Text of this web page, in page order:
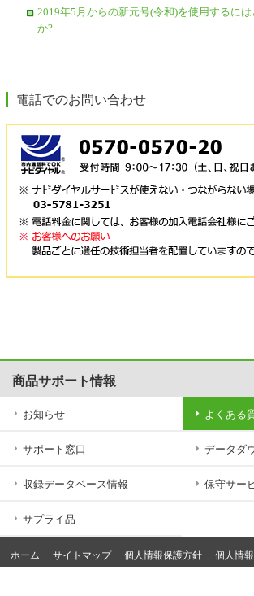
2019年5月からの新元号(令和)を使用するに
か?
電話でのお問い合わせ
商品サポート情報
お知らせ よくある
サポート窓口 データダ
収録データベース情報 保守サー
サプライ品
ホーム サイトマップ 個人情報保護方針
個人情